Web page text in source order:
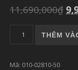
11,690,000₫
ĐỒNG HỒTHÊM
Mã: 010-02810-50